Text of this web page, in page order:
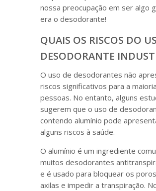
nossa preocupação em ser algo
era o desodorante!
QUAIS OS RISCOS DO
DESODORANTE
O uso de desodorantes não
riscos significativos para a
pessoas. No entanto, alguns
sugerem que o uso de
contendo alumínio pode
alguns riscos à saúde.
O alumínio é um ingrediente
muitos desodorantes
e é usado para bloquear os
axilas e impedir a transpiração.